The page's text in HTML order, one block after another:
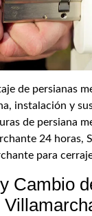
de persianas
instalación y
de persiana
24 horas,
para
Cambio